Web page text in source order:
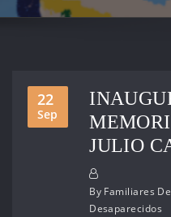
22
Sep
JULIO
By Familiares
Desaparecidos